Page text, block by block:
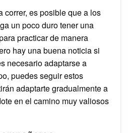
correr, es posible que a los
un poco duro tener una
practicar de manera
hay una buena noticia si
necesario adaptarse a
puedes seguir estos
adaptarte gradualmente a
en el camino muy valiosos